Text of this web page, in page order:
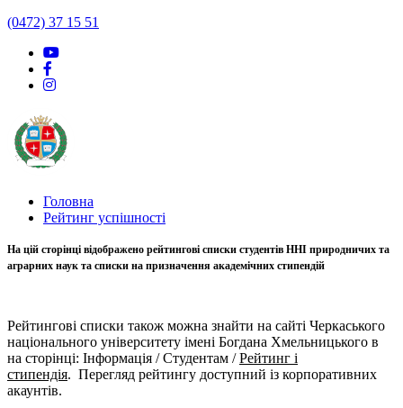
(0472) 37 15 51
Головна
Рейтинг успішності
На цій сторінці відображено рейтингові списки студентів ННІ природничих та
аграрних наук та списки на призначення академічних стипендій
Рейтингові списки також можна знайти на сайті Черкаського
національного університету імені Богдана Хмельницького в
на сторінці: Інформація / Студентам /Рейтинг і
стипендія. Перегляд рейтингу доступний із корпоративних
акаунтів.